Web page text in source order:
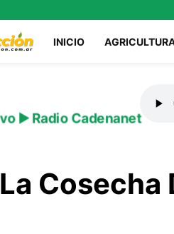
INICIO
▶️ Radio Cadenanet
Cosecha